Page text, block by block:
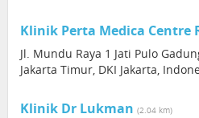
Klinik Perta Medica Centre
Jl. Mundu Raya 1 Jati Pulo
Jakarta Timur, DKI Jakarta,
Klinik Dr Lukman (2.04 km)